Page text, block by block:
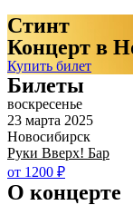
Стинт
Концерт в
Купить билет
Билеты
воскресенье
23 марта 2025
Новосибирск
Руки Вверх! Бар
от 1200 ₽
О концерте